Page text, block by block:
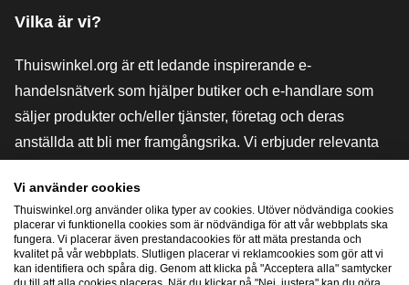
Vilka är vi?
Thuiswinkel.org är ett ledande inspirerande e-
handelsnätverk som hjälper butiker och e-handlare som
säljer produkter och/eller tjänster, företag och deras
anställda att bli mer framgångsrika. Vi erbjuder relevanta
Thuiswinkel-recensioner, rättsliga medel och rådgivning,
stöd, marknadsundersökningar och vi har en egen
utbildningsplattform, Thuiswinkel e-Academy.
Vi använder cookies
Thuiswinkel.org använder olika typer av cookies. Utöver nödvändiga cookies
placerar vi funktionella cookies som är nödvändiga för att vår webbplats ska
fungera. Vi placerar även prestandacookies för att mäta prestanda och
kvalitet på vår webbplats. Slutligen placerar vi reklamcookies som gör att vi
kan identifiera och spåra dig. Genom att klicka på "Acceptera alla" samtycker